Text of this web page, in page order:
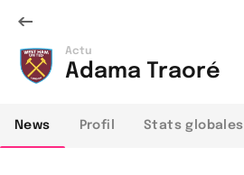
Actu
Adama Traoré
News Profil Stats globales